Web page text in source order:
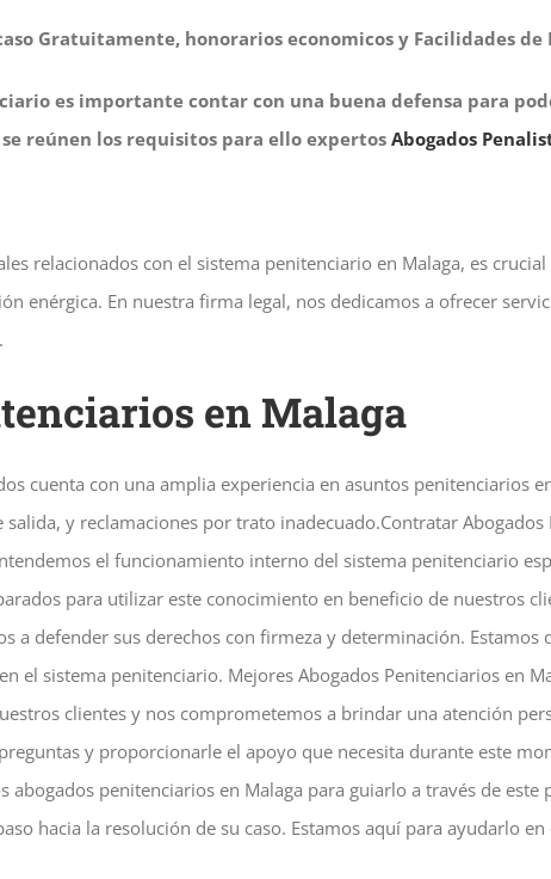
Gratuitamente, honorarios economicos y Facilidades de
es importante contar con una buena defensa para
reúnen los requisitos para ello expertosAbogados
relacionados con el sistema penitenciario en Malaga, es
enérgica. En nuestra firma legal, nos dedicamos a ofrecer
en Malaga
cuenta con una amplia experiencia en asuntos penitenciarios
y reclamaciones por trato inadecuado.Contratar Abogados
el funcionamiento interno del sistema penitenciario
para utilizar este conocimiento en beneficio de nuestros
a defender sus derechos con firmeza y determinación.
el sistema penitenciario. Mejores Abogados Penitenciarios en
clientes y nos comprometemos a brindar una atención
y proporcionarle el apoyo que necesita durante este
penitenciarios en Malaga para guiarlo a través de
hacia la resolución de su caso. Estamos aquí para ayudarlo